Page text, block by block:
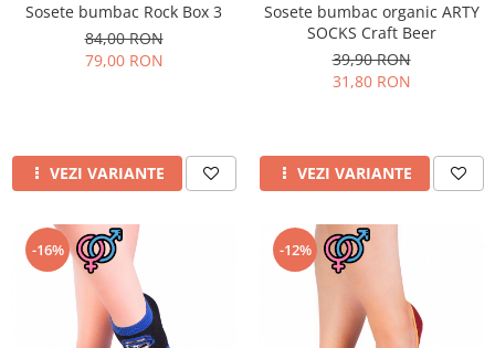
Sosete bumbac Rock Box 3
84,00 RON
79,00 RON
VEZI VARIANTE
Sosete bumbac organic ARTY
SOCKS Craft Beer
39,90 RON
31,80 RON
VEZI VARIANTE
-16% -12%